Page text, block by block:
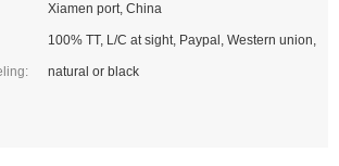
Xiamen port, China
100% TT, L/C at sight, Paypal, Western union,
natural or black